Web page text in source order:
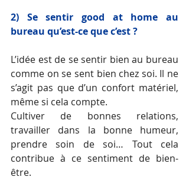
2) Se sentir good at home au
bureau qu’est-ce que c’est ?
L’idée est de se sentir bien au bureau
comme on se sent bien chez soi. Il ne
s’agit pas que d’un confort matériel,
même si cela compte.
Cultiver de bonnes relations,
travailler dans la bonne humeur,
prendre soin de soi… Tout cela
contribue à ce sentiment de bien-
être.